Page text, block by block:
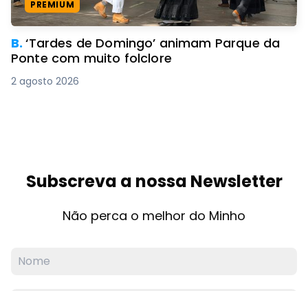
PREMIUM
B.‘Tardes de Domingo’ animam Parque da
Ponte com muito folclore
2 agosto 2026
Subscreva a nossa Newsletter
Não perca o melhor do Minho